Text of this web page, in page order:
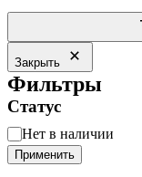
Закрыть
Фильтры
Статус
Статус
Нет в наличии
Применить